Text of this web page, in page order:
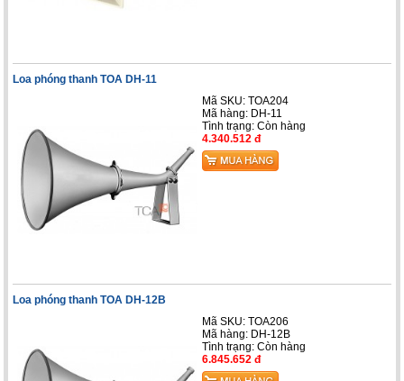
Loa phóng thanh TOA DH-11
Mã SKU: TOA204
Mã hàng: DH-11
Tình trạng: Còn hàng
4.340.512 đ
Loa phóng thanh TOA DH-12B
Mã SKU: TOA206
Mã hàng: DH-12B
Tình trạng: Còn hàng
6.845.652 đ